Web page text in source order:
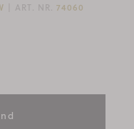
ART. NR. 74060